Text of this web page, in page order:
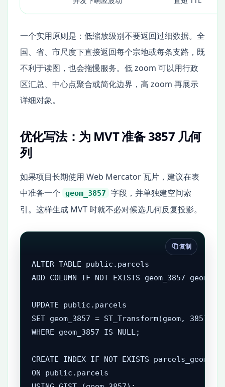
一个实用原则是：低缩放级别不要返回过细数据。全
国、省、市尺度下直接返回每个宗地或每条支路，既
不利于读图，也会拖慢服务。低 zoom 可以用行政
区汇总、中心点聚合或简化边界，高 zoom 再展示
详细对象。
优化写法：为 MVT 准备 3857 几何
列
如果项目长期使用 Web Mercator 瓦片，建议在表
中准备一个
geom_3857
字段，并单独建空间索
引。这样生成 MVT 时就不必对候选几何反复投影。
ALTER TABLE public.parcels
ADD COLUMN IF NOT EXISTS geom_3857
UPDATE public.parcels
SET geom_3857 = ST_Transform(geom, 3857)
WHERE geom_3857 IS NULL;
CREATE INDEX IF NOT EXISTS
ON public.parcels
复制